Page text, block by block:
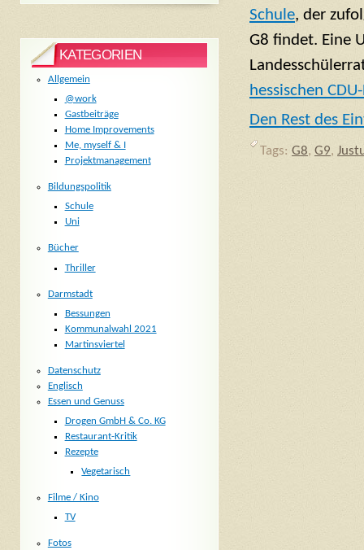
Schule, der
G8 findet. Eine
hessischen
Den Rest des
Tags: G8, G9,
KATEGORIEN
Allgemein
@work
Gastbeiträge
Home Improvements
Me, myself & I
Projektmanagement
Bildungspolitik
Schule
Uni
Bücher
Thriller
Darmstadt
Bessungen
Kommunalwahl 2021
Martinsviertel
Datenschutz
Englisch
Essen und Genuss
Drogen GmbH & Co. KG
Restaurant-Kritik
Rezepte
Vegetarisch
Filme / Kino
TV
Fotos